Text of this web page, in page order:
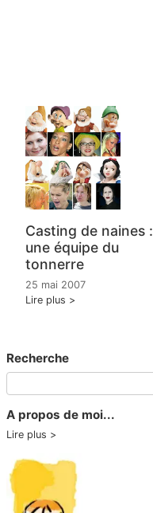
Casting de naines :
une équipe du
tonnerre
25 mai 2007
Lire plus
Recherche
A propos de moi...
Lire plus